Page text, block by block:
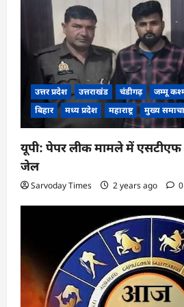
उत्तर प्रदेश उत्तराखंड चंडीगढ़ जम्मू
बिहार
मध्य प्रदेश महाराष्ट्र मुख्य
यूपी: पेपर लीक मामले में
जेल
Sarvoday Times 2 years ago 0